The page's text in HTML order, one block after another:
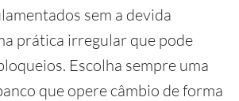
sem a devida
prática irregular que pode
Escolha sempre uma
que opere câmbio de forma